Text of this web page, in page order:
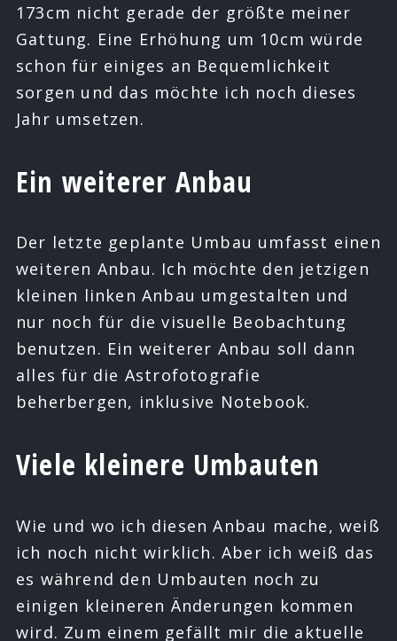
173cm nicht gerade der größte meiner
Gattung. Eine Erhöhung um 10cm würde
schon für einiges an Bequemlichkeit
sorgen und das möchte ich noch dieses
Jahr umsetzen.
Ein weiterer Anbau
Der letzte geplante Umbau umfasst einen
weiteren Anbau. Ich möchte den jetzigen
kleinen linken Anbau umgestalten und
nur noch für die visuelle Beobachtung
benutzen. Ein weiterer Anbau soll dann
alles für die Astrofotografie
beherbergen, inklusive Notebook.
Viele kleinere Umbauten
Wie und wo ich diesen Anbau mache, weiß
ich noch nicht wirklich. Aber ich weiß das
es während den Umbauten noch zu
einigen kleineren Änderungen kommen
wird. Zum einem gefällt mir die aktuelle